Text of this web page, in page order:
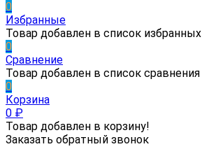
0
Избранные
Товар добавлен в список избранных
0
Сравнение
Товар добавлен в список сравнения
0
Корзина
0 ₽
Товар добавлен в корзину!
Заказать обратный звонок